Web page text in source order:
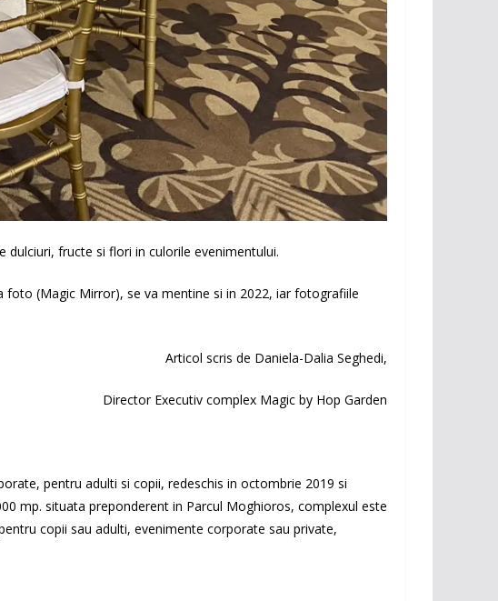
fructe si flori in culorile evenimentului.
(Magic Mirror), se va mentine si in 2022, iar fotografiile
Articol scris de Daniela-Dalia Seghedi,
Director Executiv complex Magic by Hop Garden
pentru adulti si copii, redeschis in octombrie 2019 si
mp. situata preponderent in Parcul Moghioros, complexul este
copii sau adulti, evenimente corporate sau private,